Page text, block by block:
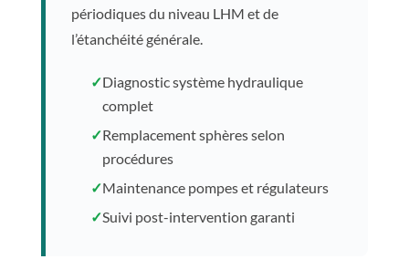
périodiques du niveau LHM et de
l’étanchéité générale.
✓Diagnostic système hydraulique
complet
✓Remplacement sphères selon
procédures
✓Maintenance pompes et régulateurs
✓Suivi post-intervention garanti